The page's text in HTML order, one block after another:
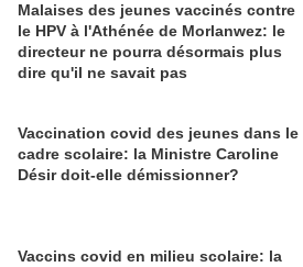
Malaises des jeunes vaccinés contre
le HPV à l'Athénée de Morlanwez: le
directeur ne pourra désormais plus
dire qu'il ne savait pas
Vaccination covid des jeunes dans le
cadre scolaire: la Ministre Caroline
Désir doit-elle démissionner?
Vaccins covid en milieu scolaire: la